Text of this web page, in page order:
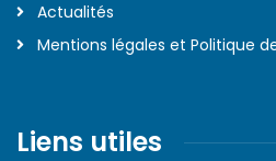
Actualités
Mentions légales et Politique
Liens utiles